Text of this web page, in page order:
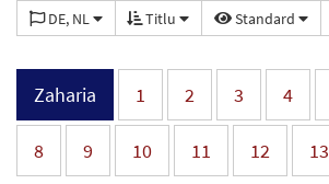
DE, NL Titlu Standard
Zaharia 1 2 3 4
8 9 10 11 12 13